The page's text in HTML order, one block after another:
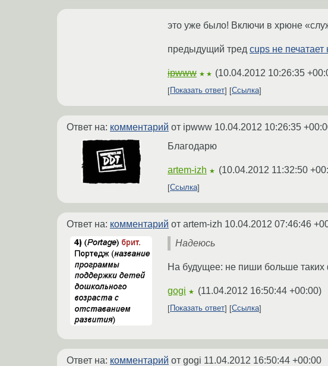
это уже было! Включи в хрюне
предыдущий тред cups не
ipwww ★★ (10.04.2012 10:26:35
Показать ответ Ссылка
Ответ на: комментарий от ipwww 10.04.2012 10:26:35
Благодарю
artem-izh ★ (10.04.2012 11:32:50
Ссылка
Ответ на: комментарий от artem-izh 10.04.2012 07:46:46
Надеюсь
На будущее: не пиши больше
gogi ★ (11.04.2012 16:50:44 +00:00)
Показать ответ Ссылка
Ответ на: комментарий от gogi 11.04.2012 16:50:44 +00:00